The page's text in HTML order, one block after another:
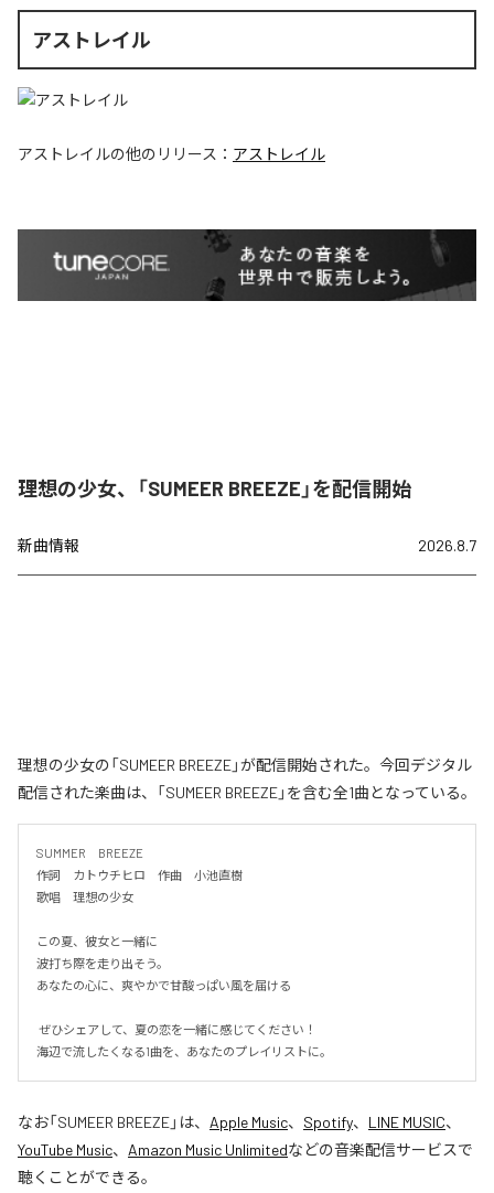
アストレイル
アストレイルの他のリリース： アストレイル
理想の少女、「SUMEER BREEZE」を配信開始
新曲情報 2026.8.7
理想の少女の「SUMEER BREEZE」が配信開始された。今回デジタル
配信された楽曲は、「SUMEER BREEZE」を含む全1曲となっている。
SUMMER　BREEZE
作詞　カトウチヒロ　作曲　小池直樹
歌唱　理想の少女
この夏、彼女と一緒に
波打ち際を走り出そう。
あなたの心に、爽やかで甘酸っぱい風を届ける
海辺で流したくなる1曲を、あなたのプレイリストに。
なお「SUMEER BREEZE」は、 Apple Music、 Spotify、 LINE MUSIC、
YouTube Music、 Amazon Music Unlimitedなどの音楽配信サービスで
聴くことができる。